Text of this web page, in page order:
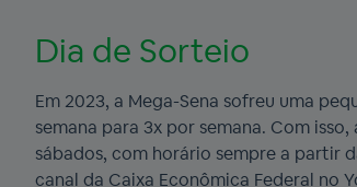
Dia de Sorteio
Em 2023, a Mega-Sena sofreu uma
semana para 3x por semana. Com
sábados, com horário sempre a partir
canal da Caixa Econômica Federal no